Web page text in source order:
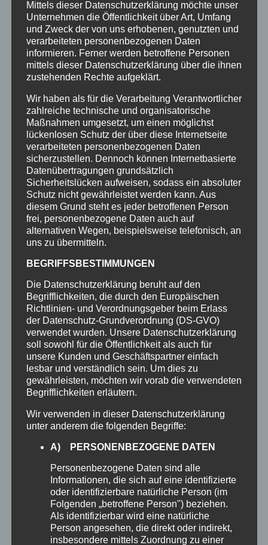
OneDrive arbeitet Hand in Hand mit
Ihren Office-Anwendungen und
Office-Apps. Sie speichern Ihre
Dokumente und Dateien ganz bequem
auf dem Gerät Ihrer Wahl – die
Synchronisation mit Ihrer OneDrive-
Cloud erfolgt automatisch. Sie können
von überallher auf Ihre Daten
zugreifen. Dadurch ist Ihr gesamtes
Team immer auf dem neuesten
Stand. So geht einfaches, schnelles
und effizientes Zusammenarbeiten.
SICHERHEITSMASSNAHMEN
Perfekt für den Einsatz in
Unternehmen, Kreditinstitute und
öffentliche Einrichtungen. Optimierte
Ihre Daten bestens geschützt.
Modernste Sicherheitsmaßnahmen
mit fünf Sicherheitsebenen und
proaktiver Überwachung tragen zum
Schutz Ihrer Daten bei. Außerdem
werden globale und
branchenspezifische Compliance-
Anforderungen wie ISO 27001* und
HIPAA* unterstützt. Dadurch können
Sie sich voll und ganz auf Ihr Business
Infos
*ISO 27001 – Zertifizierung auf Basis
von IT-Grundschutz
*HIPAA – Health Insurance Portability
and Accountability Ac
Mittels dieser Datenschutzerklärung möchte unser
Unternehmen die Öffentlichkeit über Art, Umfang
und Zweck der von uns erhobenen, genutzten und
verarbeiteten personenbezogenen Daten
informieren. Ferner werden betroffene Personen
mittels dieser Datenschutzerklärung über die ihnen
zustehenden Rechte aufgeklärt.
Wir haben als für die Verarbeitung Verantwortlicher
zahlreiche technische und organisatorische
Maßnahmen umgesetzt, um einen möglichst
lückenlosen Schutz der über diese Internetseite
verarbeiteten personenbezogenen Daten
sicherzustellen. Dennoch können Internetbasierte
Datenübertragungen grundsätzlich
Sicherheitslücken aufweisen, sodass ein absoluter
Schutz nicht gewährleistet werden kann. Aus
diesem Grund steht es jeder betroffenen Person
frei, personenbezogene Daten auch auf
alternativen Wegen, beispielsweise telefonisch, an
uns zu übermitteln.
BEGRIFFSBESTIMMUNGEN
Die Datenschutzerklärung beruht auf den
Begrifflichkeiten, die durch den Europäischen
Richtlinien- und Verordnungsgeber beim Erlass
der Datenschutz-Grundverordnung (DS-GVO)
verwendet wurden. Unsere Datenschutzerklärung
soll sowohl für die Öffentlichkeit als auch für
unsere Kunden und Geschäftspartner einfach
lesbar und verständlich sein. Um dies zu
gewährleisten, möchten wir vorab die verwendeten
Begrifflichkeiten erläutern.
Wir verwenden in dieser Datenschutzerklärung
unter anderem die folgenden Begriffe:
A) PERSONENBEZOGENE DATEN
Personenbezogene Daten sind alle
Informationen, die sich auf eine identifizierte
oder identifizierbare natürliche Person (im
Folgenden „betroffene Person") beziehen.
Als identifizierbar wird eine natürliche
Person angesehen, die direkt oder indirekt,
insbesondere mittels Zuordnung zu einer